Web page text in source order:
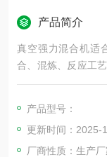
产品简介
真空强力混合机适
合、混炼、反应工
的搅拌桨（如：麻
产品型号：
更新时间：2025-
厂商性质：生产厂